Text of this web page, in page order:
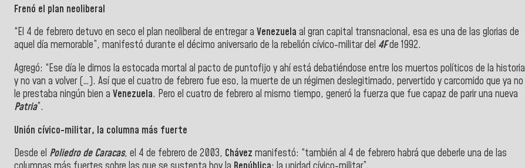
Frenó el plan neoliberal
“El 4 de febrero detuvo en seco el plan neoliberal de entregar a Venezuela al gran capital transnacional, esa es una de las glorias de
aquel día memorable”, manifestó durante el décimo aniversario de la rebelión cívico-militar del 4Fde 1992.
Agregó: “Ese día le dimos la estocada mortal al pacto de puntofijo y ahí está debatiéndose entre los muertos políticos de la historia
y no van a volver (…). Así que el cuatro de febrero fue eso, la muerte de un régimen deslegitimado, pervertido y carcomido que ya no
le prestaba ningún bien a Venezuela. Pero el cuatro de febrero al mismo tiempo, generó la fuerza que fue capaz de parir una nueva
Patria”.
Unión cívico-militar, la columna más fuerte
Desde el Poliedro de Caracas, el 4 de febrero de 2003, Chávez manifestó: “también al 4 de febrero habrá que deberle una de las